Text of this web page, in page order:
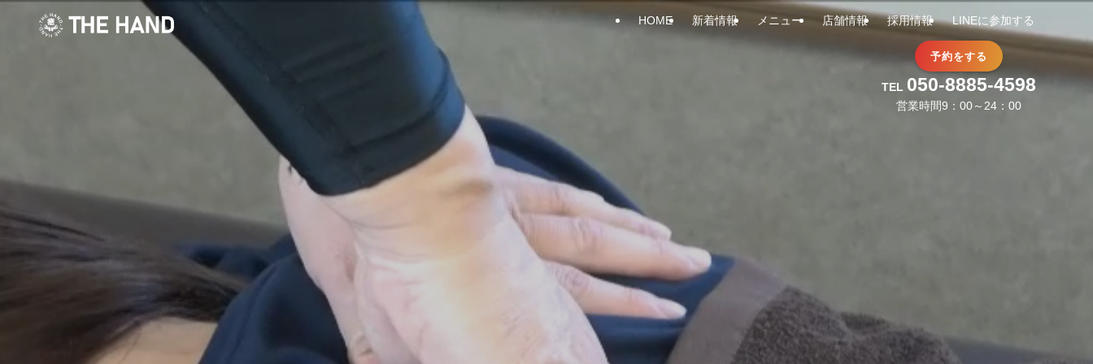
HOME 新着情報 メニュー 店舗情報 採用情報 LINEに参加する
予約をする
TEL 050-8885-4598
営業時間9：00～24：00